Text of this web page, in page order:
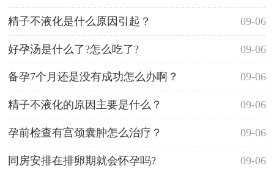
09-06
精子不液化是什么原因引起？
09-06
好孕汤是什么了?怎么吃了?
09-06
备孕7个月还是没有成功怎么办啊？
09-06
精子不液化的原因主要是什么？
09-06
孕前检查有宫颈囊肿怎么治疗？
09-06
同房安排在排卵期就会怀孕吗?